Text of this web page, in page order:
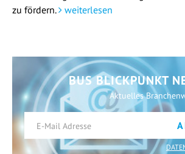
zu fördern.
weiterlesen
BUS BLICKPUNKT
Aktuelles